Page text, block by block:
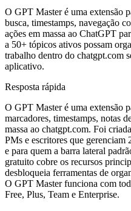
O GPT Master é uma extensão
busca, timestamps, navegação
ações em massa ao ChatGPT
a 50+ tópicos ativos possam
trabalho dentro do chatgpt.com
aplicativo.
Resposta rápida
O GPT Master é uma extensão
marcadores, timestamps, notas
massa ao chatgpt.com. Foi
PMs e escritores que
e para quem a barra lateral
gratuito cobre os recursos
desbloqueia ferramentas de
O GPT Master funciona com
Free, Plus, Team e Enterprise.